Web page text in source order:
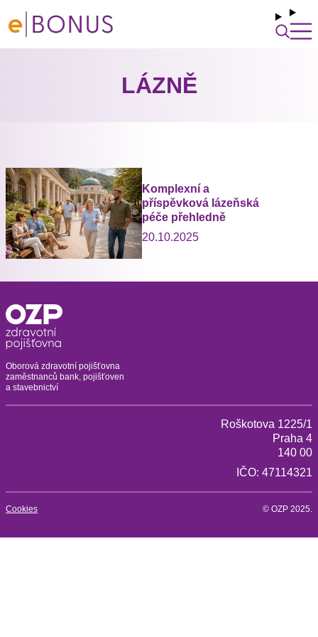
LÁZNĚ
Komplexní a
příspěvková lázeňská
péče přehledně
20.10.2025
Oborová zdravotní pojišťovna
zaměstnanců bank, pojišťoven
a stavebnictví
Roškotova 1225/1
Praha 4
140 00
IČO: 47114321
Cookies © OZP 2025.